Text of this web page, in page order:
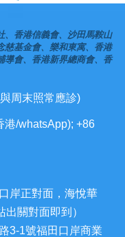
、香港信義會、沙田馬鞍山
慈基金會、樂和東寓、香港
導會、香港新界總商會、香
周末照常應診)
港/whatsApp); +86
岸正對面，海悅華
關對面即到）
3-1號福田口岸商業